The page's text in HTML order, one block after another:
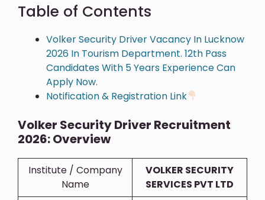
Table of Contents
Volker Security Driver Vacancy In Lucknow
2026 In Tourism Department. 12th Pass
Candidates With 5 Years Experience Can
Apply Now.
Notification & Registration Link
Volker Security Driver Recruitment
2026: Overview
Institute / Company
Name
VOLKER SECURITY
SERVICES PVT LTD